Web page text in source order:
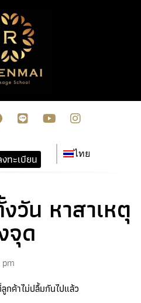
ทะเบียน ไทย
วัน หาสาเหตุ
จุด
กค้าไม่ปลื้มกันไปแล้ว